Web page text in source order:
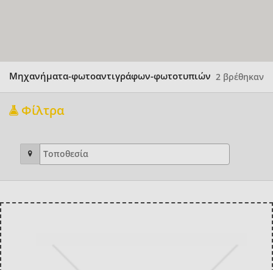
Μηχανήματα-φωτοαντιγράφων-φωτοτυπιών 2 βρέθηκαν
Φίλτρα